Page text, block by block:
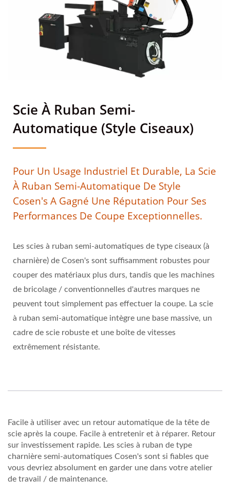
Systèmes Mécatroniques
Avancés
Scie À Ruban Semi-
Automatique (Style Ciseaux)
Pour Un Usage Industriel Et Durable, La Scie
À Ruban Semi-Automatique De Style
Cosen's A Gagné Une Réputation Pour Ses
Performances De Coupe Exceptionnelles.
Les scies à ruban semi-automatiques de type ciseaux (à
charnière) de Cosen's sont suffisamment robustes pour
couper des matériaux plus durs, tandis que les machines
de bricolage / conventionnelles d'autres marques ne
peuvent tout simplement pas effectuer la coupe. La scie
à ruban semi-automatique intègre une base massive, un
cadre de scie robuste et une boîte de vitesses
extrêmement résistante.
Facile à utiliser avec un retour automatique de la tête de
scie après la coupe. Facile à entretenir et à réparer. Retour
sur investissement rapide. Les scies à ruban de type
charnière semi-automatiques Cosen's sont si fiables que
vous devriez absolument en garder une dans votre atelier
de travail / de maintenance.